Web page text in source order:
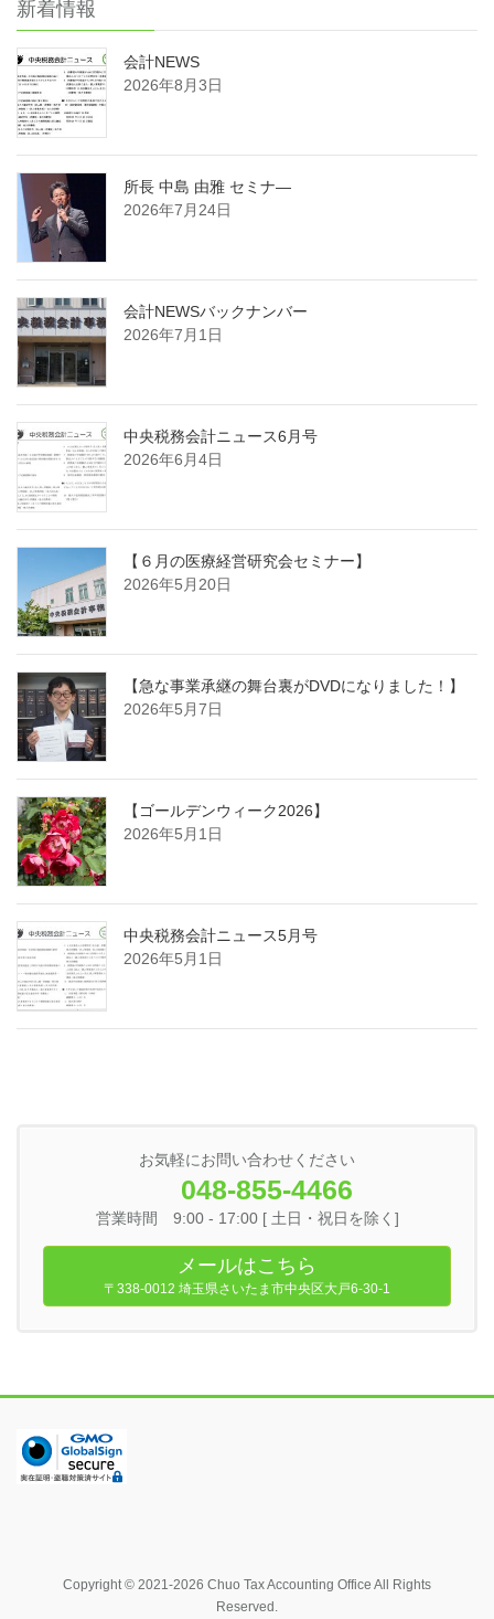
新着情報
会計NEWS
2026年8月3日
所長 中島 由雅 セミナ―
2026年7月24日
会計NEWSバックナンバー
2026年7月1日
中央税務会計ニュース6月号
2026年6月4日
【６月の医療経営研究会セミナー】
2026年5月20日
【急な事業承継の舞台裏がDVDになりました！】
2026年5月7日
【ゴールデンウィーク2026】
2026年5月1日
中央税務会計ニュース5月号
2026年5月1日
お気軽にお問い合わせください
048-855-4466
営業時間 9:00 - 17:00 [ 土日・祝日を除く]
メールはこちら
〒338-0012 埼玉県さいたま市中央区大戸6-30-1
Copyright © 2021-2026 Chuo Tax Accounting Office All Rights
Reserved.